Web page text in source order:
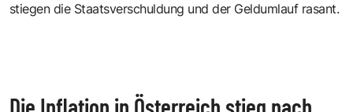
stiegen die Staatsverschuldung und der Geldumlauf rasant.
Die Inflation in Österreich stieg nach